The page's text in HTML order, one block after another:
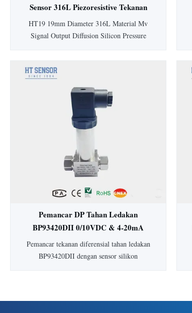
Sensor 316L Piezoresistive Tekanan
Sensor
HT19 19mm Diameter 316L Material Mv
Signal Output Diffusion Silicon Pressure
15mm: HT19 piezoresistive silicon pressure
tinggi difuse reflection silicon sensing
element...
Pemancar DP Tahan Ledakan
BP93420DII 0/10VDC & 4-20mA
Pemancar Tekanan Diferensial
Pemancar Level
Pemancar tekanan diferensial tahan ledakan
BP93420DII dengan sensor silikon
pengukuran gas/cairan di industri minyak